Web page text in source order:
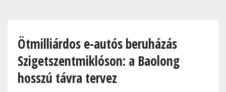
contentÖtmilliárdos e-autós beruházás
Szigetszentmiklóson: a Baolong
hosszú távra tervez